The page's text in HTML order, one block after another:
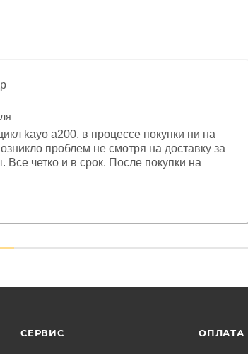
kayo a200, в процессе покупки ни на
проблем не смотря на доставку за
Все четко и в срок. После покупки на
был 0, при этом представители магазина
связи и в итоге проблема была решена.
о небезразличии к клиенту после
СЕРВИС ОПЛАТА